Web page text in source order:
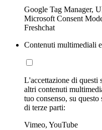
Google Tag Manager,
Microsoft Consent
Freshchat
Contenuti multimediali
L'accettazione di questi
altri contenuti
tuo consenso, su
di terze parti:
Vimeo, YouTube